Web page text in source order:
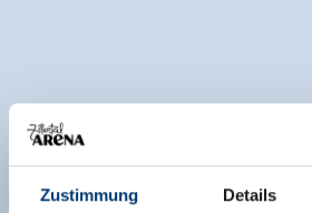
Zustimmung Details